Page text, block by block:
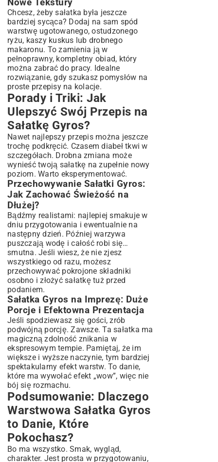
Nowe Tekstury
Chcesz, żeby sałatka była jeszcze
bardziej sycąca? Dodaj na sam spód
warstwę ugotowanego, ostudzonego
ryżu, kaszy kuskus lub drobnego
makaronu. To zamienia ją w
pełnoprawny, kompletny obiad, który
można zabrać do pracy. Idealne
rozwiązanie, gdy szukasz pomysłów na
proste przepisy na kolacje.
Porady i Triki: Jak
Ulepszyć Swój Przepis na
Sałatkę Gyros?
Nawet najlepszy przepis można jeszcze
trochę podkręcić. Czasem diabeł tkwi w
szczegółach. Drobna zmiana może
wynieść twoją sałatkę na zupełnie nowy
poziom. Warto eksperymentować.
Przechowywanie Sałatki Gyros:
Jak Zachować Świeżość na
Dłużej?
Bądźmy realistami: najlepiej smakuje w
dniu przygotowania i ewentualnie na
następny dzień. Później warzywa
puszczają wodę i całość robi się…
smutna. Jeśli wiesz, że nie zjesz
wszystkiego od razu, możesz
przechowywać pokrojone składniki
osobno i złożyć sałatkę tuż przed
podaniem.
Sałatka Gyros na Imprezę: Duże
Porcje i Efektowna Prezentacja
Jeśli spodziewasz się gości, zrób
podwójną porcję. Zawsze. Ta sałatka ma
magiczną zdolność znikania w
ekspresowym tempie. Pamiętaj, że im
większe i wyższe naczynie, tym bardziej
spektakularny efekt warstw. To danie,
które ma wywołać efekt „wow”, więc nie
bój się rozmachu.
Podsumowanie: Dlaczego
Warstwowa Sałatka Gyros
to Danie, Które
Pokochasz?
Bo ma wszystko. Smak, wygląd,
charakter. Jest prosta w przygotowaniu,